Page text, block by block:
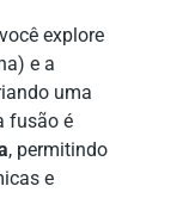
explore
e a
uma
fusão é
, permitindo
e